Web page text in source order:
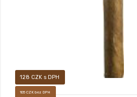
128 CZK s DPH
105 CZK bez DPH